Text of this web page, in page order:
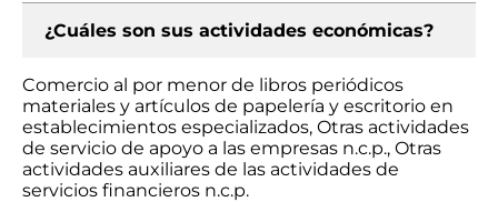
¿Cuáles son sus actividades económicas?
Comercio al por menor de libros periódicos
materiales y artículos de papelería y escritorio en
establecimientos especializados, Otras actividades
de servicio de apoyo a las empresas n.c.p., Otras
actividades auxiliares de las actividades de
servicios financieros n.c.p.